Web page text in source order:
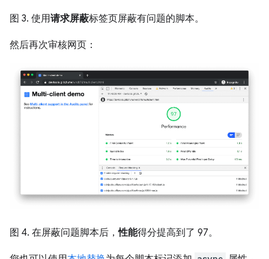
图 3. 使用请求屏蔽标签页屏蔽有问题的脚本。
然后再次审核网页：
图 4. 在屏蔽问题脚本后，性能得分提高到了 97。